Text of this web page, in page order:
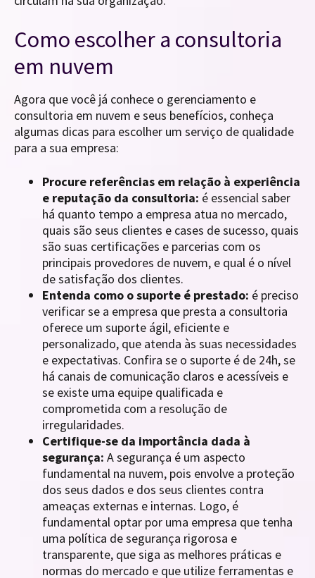
Como escolher a consultoria
em nuvem
Agora que você já conhece o gerenciamento e
consultoria em nuvem e seus benefícios, conheça
algumas dicas para escolher um serviço de qualidade
para a sua empresa:
Procure referências em relação à experiência
e reputação da consultoria: é essencial saber
há quanto tempo a empresa atua no mercado,
quais são seus clientes e cases de sucesso, quais
são suas certificações e parcerias com os
principais provedores de nuvem, e qual é o nível
de satisfação dos clientes.
Entenda como o suporte é prestado: é preciso
verificar se a empresa que presta a consultoria
oferece um suporte ágil, eficiente e
personalizado, que atenda às suas necessidades
e expectativas. Confira se o suporte é de 24h, se
há canais de comunicação claros e acessíveis e
se existe uma equipe qualificada e
comprometida com a resolução de
irregularidades.
Certifique-se da importância dada à
segurança: A segurança é um aspecto
fundamental na nuvem, pois envolve a proteção
dos seus dados e dos seus clientes contra
ameaças externas e internas. Logo, é
fundamental optar por uma empresa que tenha
uma política de segurança rigorosa e
transparente, que siga as melhores práticas e
normas do mercado e que utilize ferramentas e